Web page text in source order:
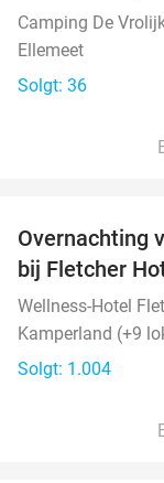
Camping De
Ellemeet
Solgt: 36
Overnachting
bij Fletcher
Wellness-Hotel
Kamperland (+9
Solgt: 1.004